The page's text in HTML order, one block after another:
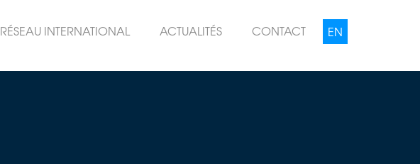
RÉSEAU INTERNATIONAL ACTUALITÉS CONTACT